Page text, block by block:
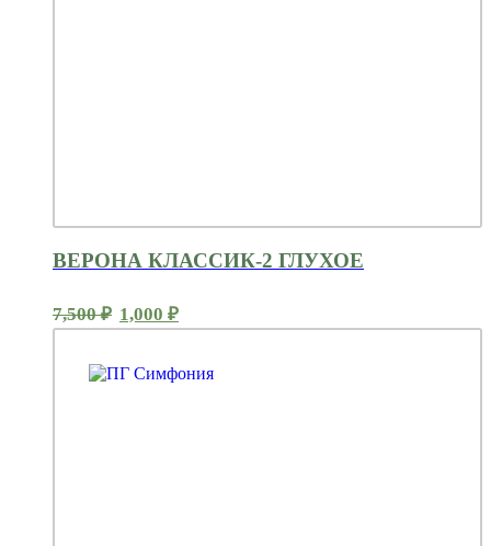
ВЕРОНА КЛАССИК-2 ГЛУХОЕ
7,500₽ Первоначальная
составляла
1,000 ₽Текущая
1,000 ₽.